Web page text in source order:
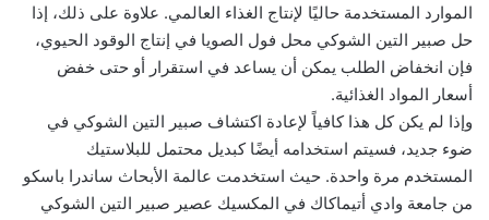
الموارد المستخدمة حاليًا لإنتاج الغذاء العالمي. علاوة على ذلك، إذا
حل صبير التين الشوكي محل فول الصويا في إنتاج الوقود الحيوي،
فإن انخفاض الطلب يمكن أن يساعد في استقرار أو حتى خفض
أسعار المواد الغذائية.
وإذا لم يكن كل هذا كافياً لإعادة اكتشاف صبير التين الشوكي في
ضوء جديد، فسيتم استخدامه أيضًا كبديل محتمل للبلاستيك
المستخدم مرة واحدة. حيث استخدمت عالمة الأبحاث ساندرا باسكو
من جامعة وادي أتيماكاك في المكسيك عصير صبير التين الشوكي